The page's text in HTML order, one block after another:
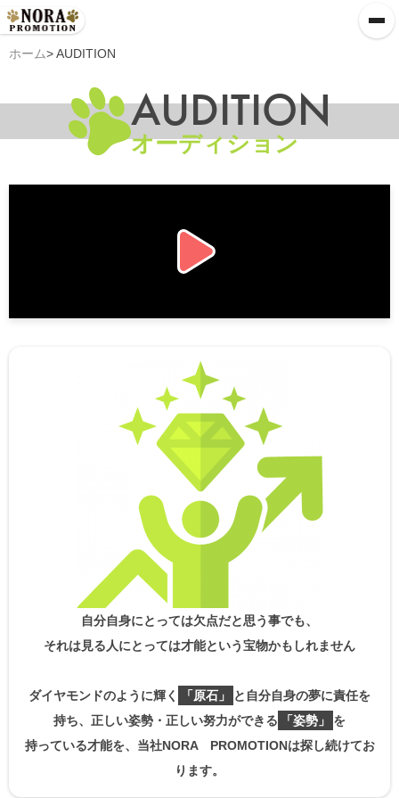
ホーム> AUDITION
AUDITION
オーディション
自分自身にとっては欠点だと思う事でも、
それは見る人にとっては才能という宝物かもしれません
ダイヤモンドのように輝く 「原石」
と自分自身の夢に責任を
持ち、正しい姿勢・正しい努力ができる
「姿勢」
を
持っている才能を、当社NORA PROMOTIONは探し続けてお
ります。